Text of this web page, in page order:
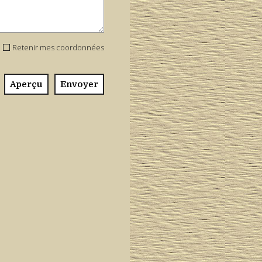
Retenir mes coordonnées